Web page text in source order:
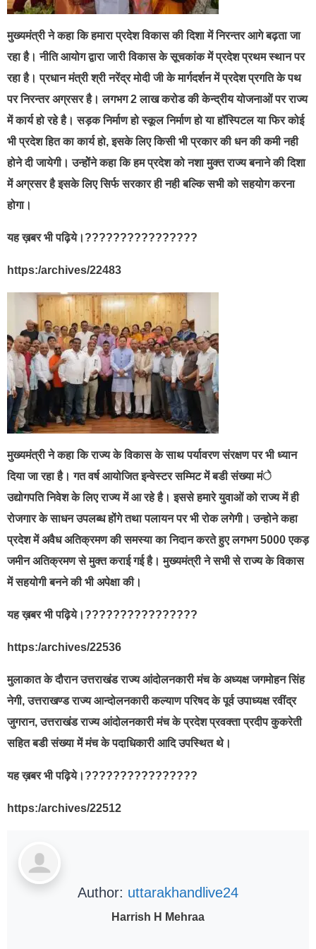
मुख्यमंत्री ने कहा कि हमारा प्रदेश विकास की दिशा में निरन्तर आगे बढ़ता जा
रहा है। नीति आयोग द्वारा जारी विकास के सूचकांक में प्रदेश प्रथम स्थान पर
रहा है। प्रधान मंत्री श्री नरेंद्र मोदी जी के मार्गदर्शन में प्रदेश प्रगति के पथ
पर निरन्तर अग्रसर है। लगभग 2 लाख करोड की केन्द्रीय योजनाओं पर राज्य
में कार्य हो रहे है। सड़क निर्माण हो स्कूल निर्माण हो या हॉस्पिटल या फिर कोई
भी प्रदेश हित का कार्य हो, इसके लिए किसी भी प्रकार की धन की कमी नही
होने दी जायेगी। उन्होेंने कहा कि हम प्रदेश को नशा मुक्त राज्य बनाने की दिशा
में अग्रसर है इसके लिए सिर्फ सरकार ही नही बल्कि सभी को सहयोग करना
होगा।
यह ख़बर भी पढ़िये।????????????????
https:/archives/22483
मुख्यमंत्री ने कहा कि राज्य के विकास के साथ पर्यावरण संरक्षण पर भी ध्यान
दिया जा रहा है। गत वर्ष आयोजित इन्वेस्टर सम्मिट में बडी संख्या मंे
उद्योगपति निवेश के लिए राज्य में आ रहे है। इससे हमारे युवाओं को राज्य में ही
रोजगार के साधन उपलब्ध होंगे तथा पलायन पर भी रोक लगेगी। उन्होने कहा
प्रदेश में अवैध अतिक्रमण की समस्या का निदान करते हुए लगभग 5000 एकड़
जमीन अतिक्रमण से मुक्त कराई गई है। मुख्यमंत्री ने सभी से राज्य के विकास
में सहयोगी बनने की भी अपेक्षा की।
यह ख़बर भी पढ़िये।????????????????
https:/archives/22536
मुलाकात के दौरान उत्तराखंड राज्य आंदोलनकारी मंच के अध्यक्ष जगमोहन सिंह
नेगी, उत्तराखण्ड राज्य आन्दोलनकारी कल्याण परिषद के पूर्व उपाध्यक्ष रवींद्र
जुगरान, उत्तराखंड राज्य आंदोलनकारी मंच के प्रदेश प्रवक्ता प्रदीप कुकरेती
सहित बडी संख्या में मंच के पदाधिकारी आदि उपस्थित थे।
यह ख़बर भी पढ़िये।????????????????
https:/archives/22512
Author: uttarakhandlive24
Harrish H Mehraa